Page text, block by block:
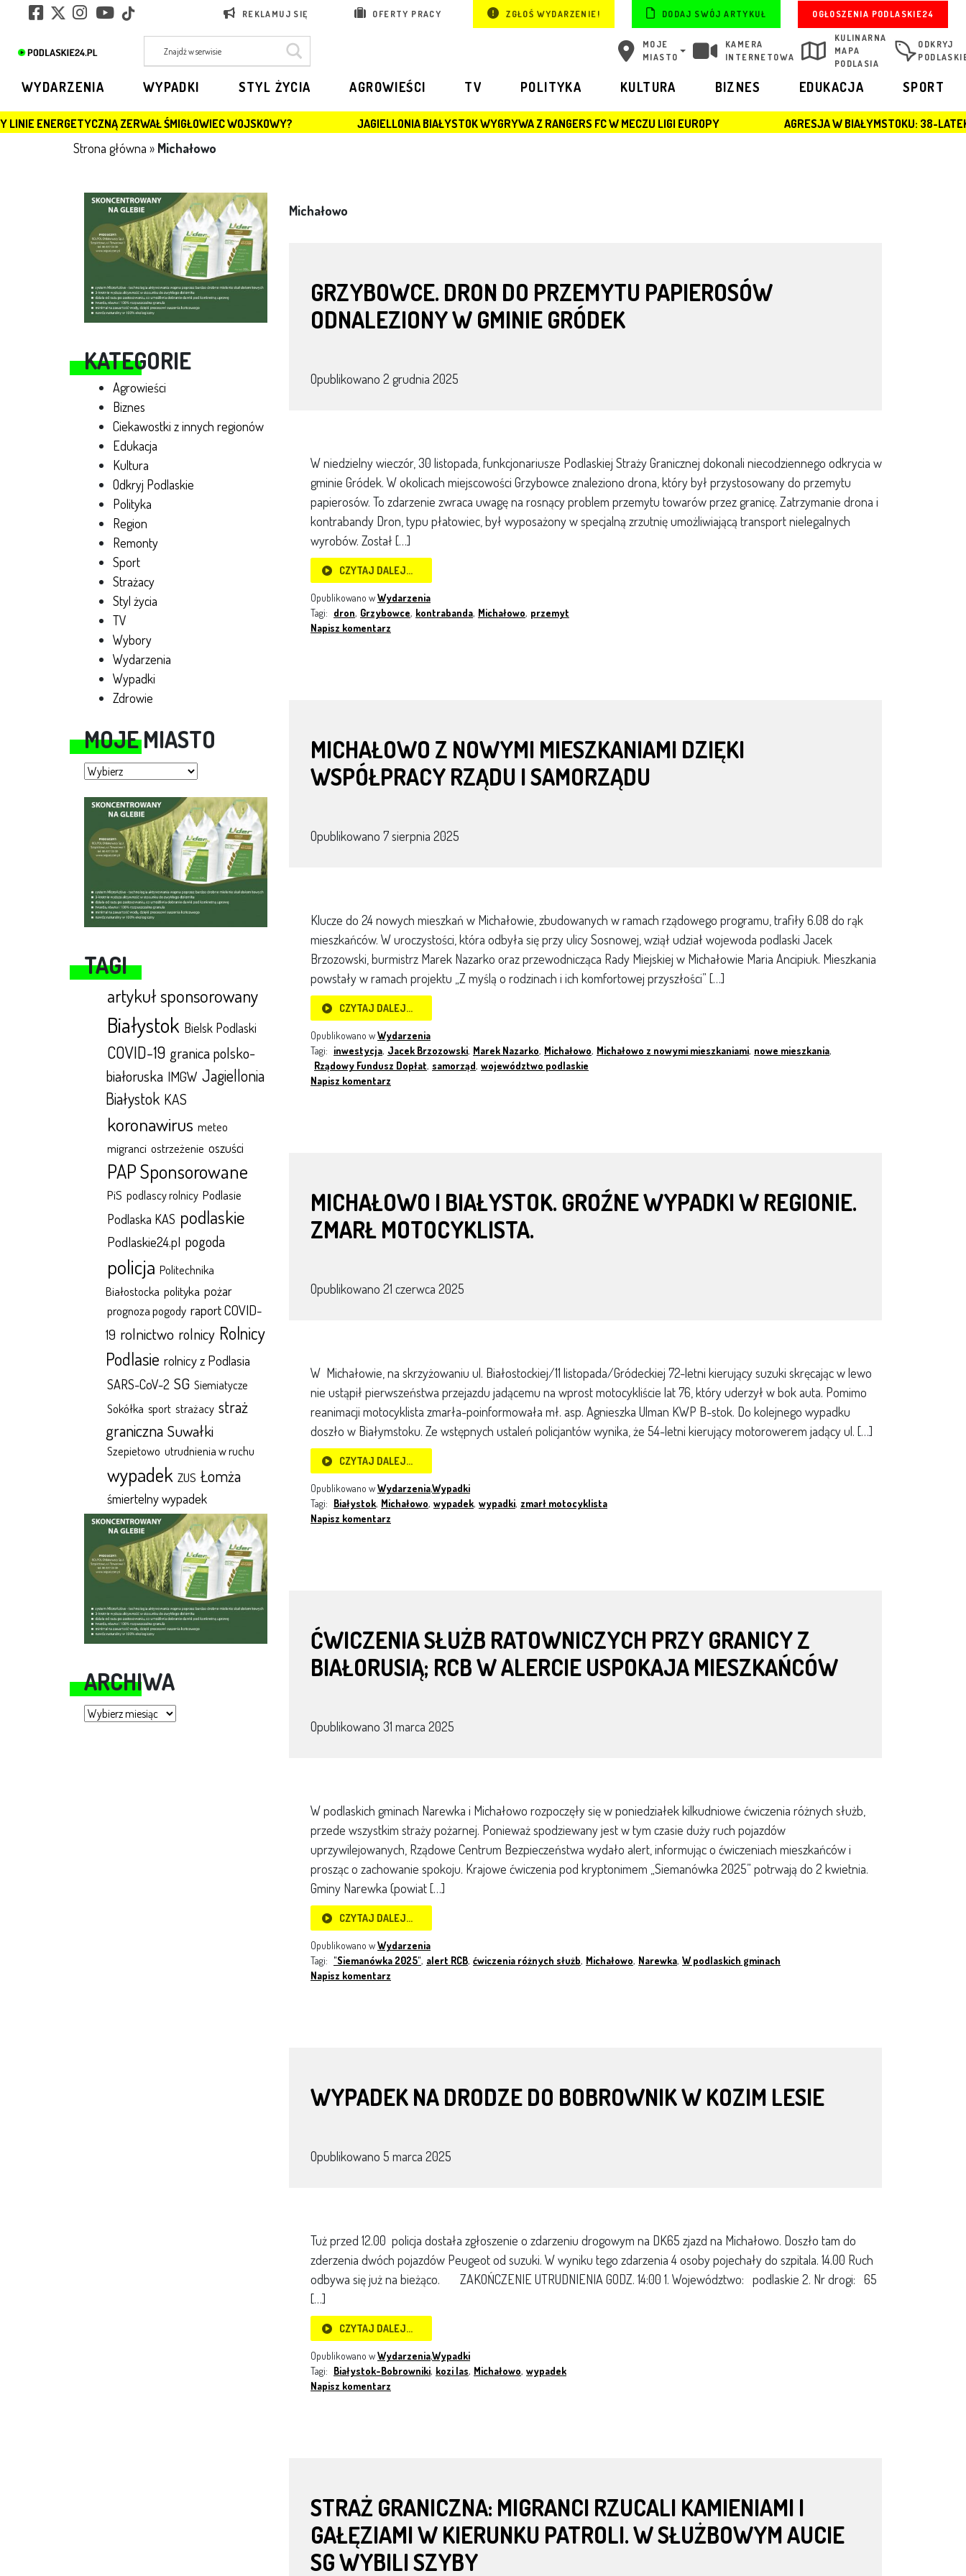
REKLAMUJ SIĘ OFERTY PRACY ZGŁOŚ WYDARZENIE! DODAJ SWÓJ ARTYKUŁ OGŁOSZENIA PODLASKIE24
MOJE
MIASTO
KAMERA
INTERNETOWA
KULINARNA
MAPA
PODLASIA
ODKRYJ
WYDARZENIA WYPADKI STYL ŻYCIA AGROWIEŚCI TV POLITYKA KULTURA BIZNES EDUKACJA SPORT
ZERWAŁ ŚMIGŁOWIEC WOJSKOWY? JAGIELLONIA BIAŁYSTOK WYGRYWA Z RANGERS FC W MECZU LIGI EUROPY AGRESJA W BIAŁYMSTOKU: 38-LATEK ZATRZYMANY
Strona główna » Michałowo
KATEGORIE
Agrowieści
Biznes
Ciekawostki z innych regionów
Edukacja
Kultura
Odkryj Podlaskie
Polityka
Region
Remonty
Sport
Strażacy
Styl życia
TV
Wybory
Wydarzenia
Wypadki
Zdrowie
MOJE MIASTO
Moje miasto
TAGI
artykuł sponsorowany
Białystok Bielsk Podlaski
COVID-19 granica polsko-
białoruska IMGW Jagiellonia
Białystok KAS
koronawirus meteo
migranci ostrzeżenie oszuści
PAP Sponsorowane
PiS podlascy rolnicy Podlasie
Podlaska KAS podlaskie
Podlaskie24.pl pogoda
policja Politechnika
Białostocka polityka pożar
prognoza pogody raport COVID-
19 rolnictwo rolnicy Rolnicy
Podlasie rolnicy z Podlasia
SARS-CoV-2 SG Siemiatycze
Sokółka sport strażacy straż
graniczna Suwałki
Szepietowo utrudnienia w ruchu
wypadek ZUS Łomża
śmiertelny wypadek
ARCHIWA
Archiwa
Michałowo
GRZYBOWCE. DRON DO PRZEMYTU PAPIEROSÓW
ODNALEZIONY W GMINIE GRÓDEK
Opublikowano 2 grudnia 2025
W niedzielny wieczór, 30 listopada, funkcjonariusze Podlaskiej Straży Granicznej dokonali niecodziennego odkrycia w
gminie Gródek. W okolicach miejscowości Grzybowce znaleziono drona, który był przystosowany do przemytu
papierosów. To zdarzenie zwraca uwagę na rosnący problem przemytu towarów przez granicę. Zatrzymanie drona i
kontrabandy Dron, typu płatowiec, był wyposażony w specjalną zrzutnię umożliwiającą transport nielegalnych
wyrobów. Został […]
CZYTAJ DALEJ…
Opublikowano wWydarzenia
Tagi: dron, Grzybowce, kontrabanda, Michałowo, przemyt
Napisz komentarz
MICHAŁOWO Z NOWYMI MIESZKANIAMI DZIĘKI
WSPÓŁPRACY RZĄDU I SAMORZĄDU
Opublikowano 7 sierpnia 2025
Klucze do 24 nowych mieszkań w Michałowie, zbudowanych w ramach rządowego programu, trafiły 6.08 do rąk
mieszkańców. W uroczystości, która odbyła się przy ulicy Sosnowej, wziął udział wojewoda podlaski Jacek
Brzozowski, burmistrz Marek Nazarko oraz przewodnicząca Rady Miejskiej w Michałowie Maria Ancipiuk. Mieszkania
powstały w ramach projektu „Z myślą o rodzinach i ich komfortowej przyszłości” […]
CZYTAJ DALEJ…
Opublikowano wWydarzenia
Tagi: inwestycja, Jacek Brzozowski, Marek Nazarko, Michałowo, Michałowo z nowymi mieszkaniami, nowe mieszkania,
Rządowy Fundusz Dopłat, samorząd, województwo podlaskie
Napisz komentarz
MICHAŁOWO I BIAŁYSTOK. GROŹNE WYPADKI W REGIONIE.
ZMARŁ MOTOCYKLISTA.
Opublikowano 21 czerwca 2025
W Michałowie, na skrzyżowaniu ul. Białostockiej/11 listopada/Gródeckiej 72-letni kierujący suzuki skręcając w lewo
nie ustąpił pierwszeństwa przejazdu jadącemu na wprost motocykliście lat 76, który uderzył w bok auta. Pomimo
reanimacji motocyklista zmarła-poinformowała mł. asp. Agnieszka Ulman KWP B-stok. Do kolejnego wypadku
doszło w Białymstoku. Ze wstępnych ustaleń policjantów wynika, że 54-letni kierujący motorowerem jadący ul. […]
CZYTAJ DALEJ…
Opublikowano wWydarzenia,Wypadki
Tagi: Białystok, Michałowo, wypadek, wypadki, zmarł motocyklista
Napisz komentarz
ĆWICZENIA SŁUŻB RATOWNICZYCH PRZY GRANICY Z
BIAŁORUSIĄ; RCB W ALERCIE USPOKAJA MIESZKAŃCÓW
Opublikowano 31 marca 2025
W podlaskich gminach Narewka i Michałowo rozpoczęły się w poniedziałek kilkudniowe ćwiczenia różnych służb,
przede wszystkim straży pożarnej. Ponieważ spodziewany jest w tym czasie duży ruch pojazdów
uprzywilejowanych, Rządowe Centrum Bezpieczeństwa wydało alert, informując o ćwiczeniach mieszkańców i
prosząc o zachowanie spokoju. Krajowe ćwiczenia pod kryptonimem „Siemanówka 2025” potrwają do 2 kwietnia.
Gminy Narewka (powiat […]
CZYTAJ DALEJ…
Opublikowano wWydarzenia
Tagi: "Siemanówka 2025", alert RCB, ćwiczenia różnych służb, Michałowo, Narewka, W podlaskich gminach
Napisz komentarz
WYPADEK NA DRODZE DO BOBROWNIK W KOZIM LESIE
Opublikowano 5 marca 2025
Tuż przed 12.00 policja dostała zgłoszenie o zdarzeniu drogowym na DK65 zjazd na Michałowo. Doszło tam do
zderzenia dwóch pojazdów Peugeot od suzuki. W wyniku tego zdarzenia 4 osoby pojechały do szpitala. 14.00 Ruch
odbywa się już na bieżąco. ZAKOŃCZENIE UTRUDNIENIA GODZ. 14:00 1. Województwo: podlaskie 2. Nr drogi: 65
[…]
CZYTAJ DALEJ…
Opublikowano wWydarzenia,Wypadki
Tagi: Białystok-Bobrowniki, kozi las, Michałowo, wypadek
Napisz komentarz
STRAŻ GRANICZNA: MIGRANCI RZUCALI KAMIENIAMI I
GAŁĘZIAMI W KIERUNKU PATROLI. W SŁUŻBOWYM AUCIE
SG WYBILI SZYBY